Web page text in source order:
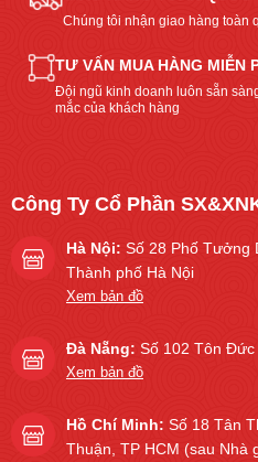
Chúng tôi nhận giao hàng toàn
TƯ VẤN MUA HÀNG MIỄN
Đội ngũ kinh doanh luôn sẵn
mắc của khách hàng
Công Ty Cổ Phần
Hà Nội: Số 28 Phố Tưởng
Thành phố Hà Nội
Xem bản đồ
Đà Nẵng: Số 102 Tôn
Xem bản đồ
Hồ Chí Minh: Số 18 Tân
Thuận, TP HCM (sau Nhà